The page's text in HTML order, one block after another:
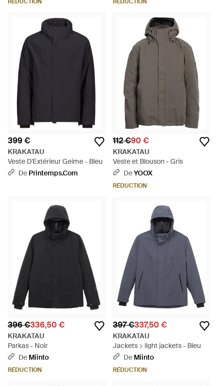
399 €
KRAKATAU
Veste D'Extérieur Geime - Bleu
De Printemps.com
112 €90 €
KRAKATAU
Veste et Blouson - Gris
DeYOOX
RÉDUCTION
396 €336,50 €
KRAKATAU
Parkas - Noir
De Miinto
RÉDUCTION
397 €337,50 €
KRAKATAU
Jackets > light jackets - Bleu
De Miinto
RÉDUCTION